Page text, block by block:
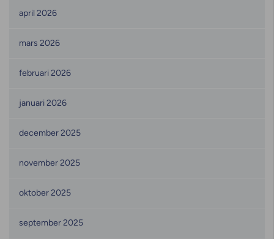
april 2026
mars 2026
februari 2026
januari 2026
december 2025
november 2025
oktober 2025
september 2025